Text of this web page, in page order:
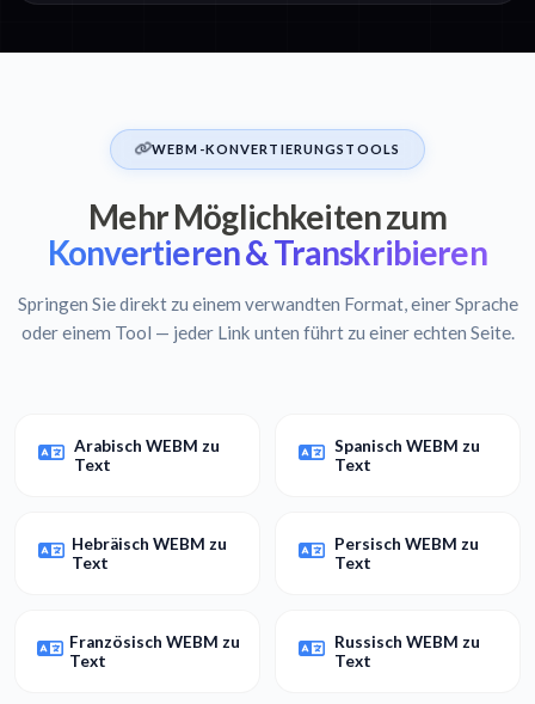
WEBM-KONVERTIERUNGSTOOLS
Mehr Möglichkeiten zum
Konvertieren & Transkribieren
Springen Sie direkt zu einem verwandten Format, einer Sprache
oder einem Tool — jeder Link unten führt zu einer echten Seite.
Arabisch WEBM zu
Text
Spanisch WEBM zu
Text
Hebräisch WEBM zu
Text
Persisch WEBM zu
Text
Französisch WEBM zu
Text
Russisch WEBM zu
Text